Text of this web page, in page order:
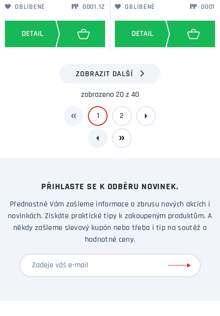
OBLÍBENÉ 0001.1Z OBLÍBENÉ 0001
ZOBRAZIT DALŠÍ
zobrazeno 20 z 40
1 2
PŘIHLASTE SE K ODBĚRU NOVINEK.
Přednostně Vám zašleme informace o zbrusu nových akcích i
novinkách. Získáte praktické tipy k zakoupeným produktům. A
někdy zašleme slevový kupón nebo třeba i tip na soutěž o
hodnotné ceny.